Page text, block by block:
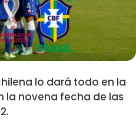
lo dará todo en la
la novena fecha de las